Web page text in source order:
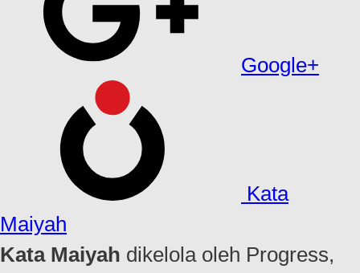
Google+
Kata
Maiyah
Kata Maiyah dikelola oleh Progress,